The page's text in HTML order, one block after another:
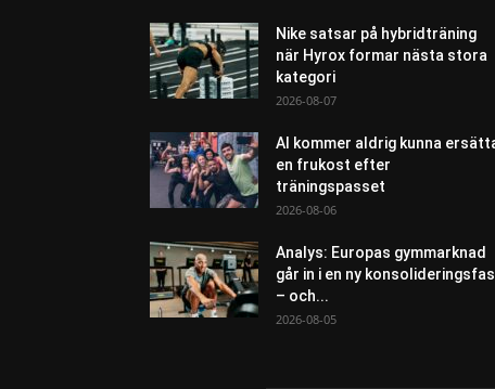
Nike satsar på hybridträning
när Hyrox formar nästa stora
kategori
2026-08-07
AI kommer aldrig kunna
en frukost efter
träningspasset
2026-08-06
Analys: Europas gymmarknad
går in i en ny konsolideringsfas
– och...
2026-08-05